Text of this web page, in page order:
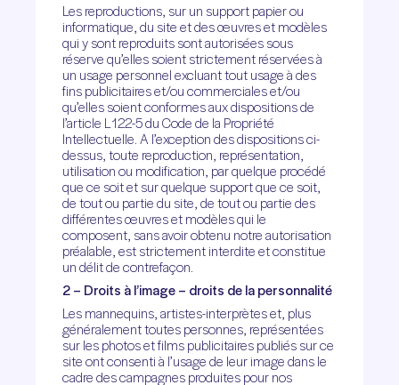
Les reproductions, sur un support papier ou
informatique, du site et des œuvres et modèles
qui y sont reproduits sont autorisées sous
réserve qu’elles soient strictement réservées à
un usage personnel excluant tout usage à des
fins publicitaires et/ou commerciales et/ou
qu’elles soient conformes aux dispositions de
l’article L122-5 du Code de la Propriété
Intellectuelle. A l’exception des dispositions ci-
dessus, toute reproduction, représentation,
utilisation ou modification, par quelque procédé
que ce soit et sur quelque support que ce soit,
de tout ou partie du site, de tout ou partie des
différentes œuvres et modèles qui le
composent, sans avoir obtenu notre autorisation
préalable, est strictement interdite et constitue
un délit de contrefaçon.
2 – Droits à l’image – droits de la personnalité
Les mannequins, artistes-interprètes et, plus
généralement toutes personnes, représentées
sur les photos et films publicitaires publiés sur ce
site ont consenti à l’usage de leur image dans le
cadre des campagnes produites pour nos